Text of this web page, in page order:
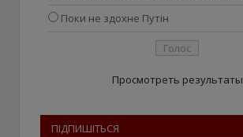
Поки не здохне Путін
Просмотреть результаты
ПІДПИШІТЬСЯ